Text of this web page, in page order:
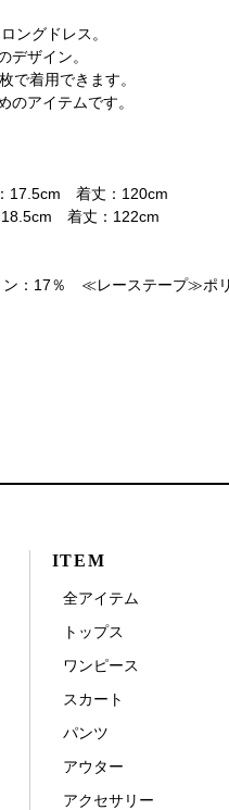
ングドレス。
デザイン。
で着用できます。
のアイテムです。
17.5cm 着丈：120cm
着丈：122cm
：17％ ≪レーステープ≫ポ
ITEM
全アイテム
トップス
ワンピース
スカート
パンツ
アウター
アクセサリー